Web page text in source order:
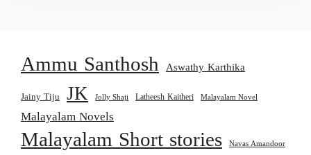
Ammu Santhosh Aswathy Karthika
Jainy Tiju JK Jolly Shaji Latheesh Kaitheri Malayalam Novel
Malayalam Novels
Malayalam Short stories Navas Amandoor